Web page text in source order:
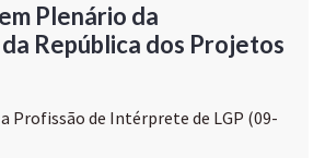
Plenário da
República dos Projetos
Profissão de Intérprete de LGP (09-